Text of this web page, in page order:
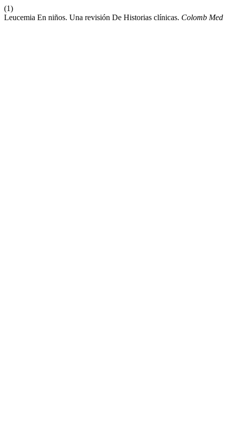
(1)
Leucemia En niños. Una revisión De Historias clínicas. Colomb Med